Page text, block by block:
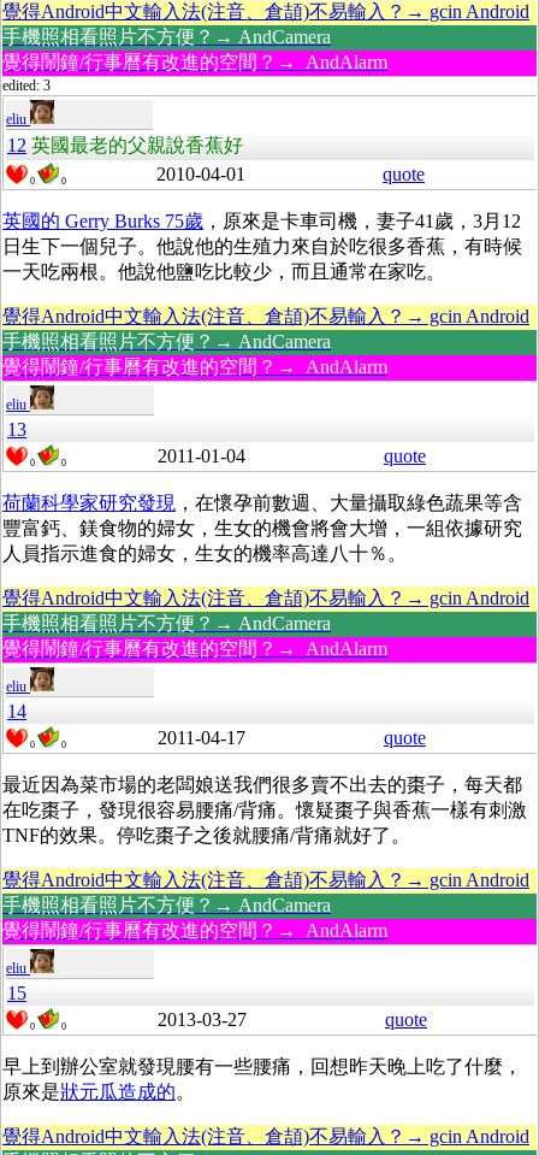
覺得Android中文輸入法(注音、倉頡)不易輸入？→ gcin Android
手機照相看照片不方便？→ AndCamera
覺得鬧鐘/行事曆有改進的空間？→ AndAlarm
edited: 3
eliu
12 英國最老的父親說香蕉好
0 0 2010-04-01 quote
英國的 Gerry Burks 75歲 ，原來是卡車司機，妻子41歲，3月12
日生下一個兒子。他說他的生殖力來自於吃很多香蕉，有時候
一天吃兩根。他說他鹽吃比較少，而且通常在家吃。
覺得Android中文輸入法(注音、倉頡)不易輸入？→ gcin Android
手機照相看照片不方便？→ AndCamera
覺得鬧鐘/行事曆有改進的空間？→ AndAlarm
eliu
13
0 0 2011-01-04 quote
荷蘭科學家研究發現 ，在懷孕前數週、大量攝取綠色蔬果等含
豐富鈣、鎂食物的婦女，生女的機會將會大增，一組依據研究
人員指示進食的婦女，生女的機率高達八十％。
覺得Android中文輸入法(注音、倉頡)不易輸入？→ gcin Android
手機照相看照片不方便？→ AndCamera
覺得鬧鐘/行事曆有改進的空間？→ AndAlarm
eliu
14
0 0 2011-04-17 quote
最近因為菜市場的老闆娘送我們很多賣不出去的棗子，每天都
在吃棗子，發現很容易腰痛/背痛。懷疑棗子與香蕉一樣有刺激
TNF的效果。停吃棗子之後就腰痛/背痛就好了。
覺得Android中文輸入法(注音、倉頡)不易輸入？→ gcin Android
手機照相看照片不方便？→ AndCamera
覺得鬧鐘/行事曆有改進的空間？→ AndAlarm
eliu
15
0 0 2013-03-27 quote
早上到辦公室就發現腰有一些腰痛，回想昨天晚上吃了什麼，
原來是狀元瓜造成的。
覺得Android中文輸入法(注音、倉頡)不易輸入？→ gcin Android